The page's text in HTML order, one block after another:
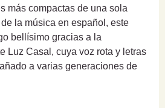
más compactas de una sola
la música en español, este
bellísimo gracias a la
Luz Casal, cuya voz rota y letras
a varias generaciones de